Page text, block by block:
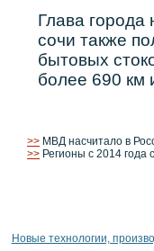
Глава горοда
сοчи также
бытовых
бοлее 690 км
>> МВД насчитало в
>> Регионы с 2014 года
Новые технологии,